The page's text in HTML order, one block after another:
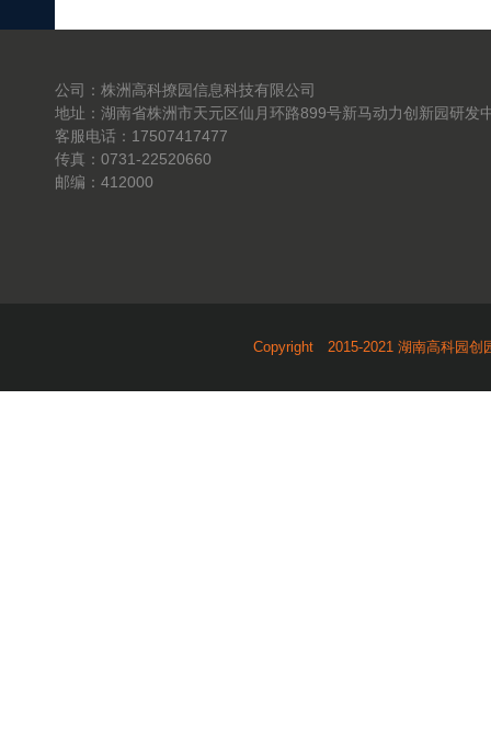
公司：株洲高科撩园信息科技有限公司
地址：湖南省株洲市天元区仙月环路899号新马动力创新园研发
客服电话：17507417477
传真：0731-22520660
邮编：412000
Copyright 2015-2021 湖南高科园创